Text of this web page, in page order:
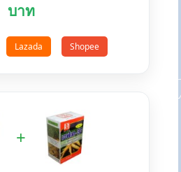
บาท
Lazada Shopee
+